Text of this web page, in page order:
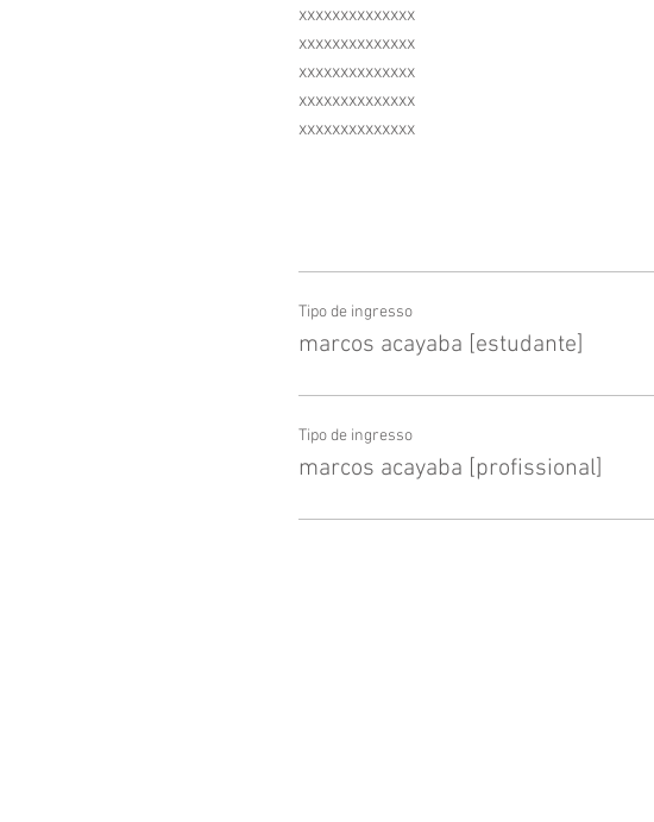
xxxxxxxxxxxxxx
xxxxxxxxxxxxxx
xxxxxxxxxxxxxx
xxxxxxxxxxxxxx
xxxxxxxxxxxxxx
Tipo de ingresso
marcos acayaba [estudante]
Tipo de ingresso
marcos acayaba [profissional]